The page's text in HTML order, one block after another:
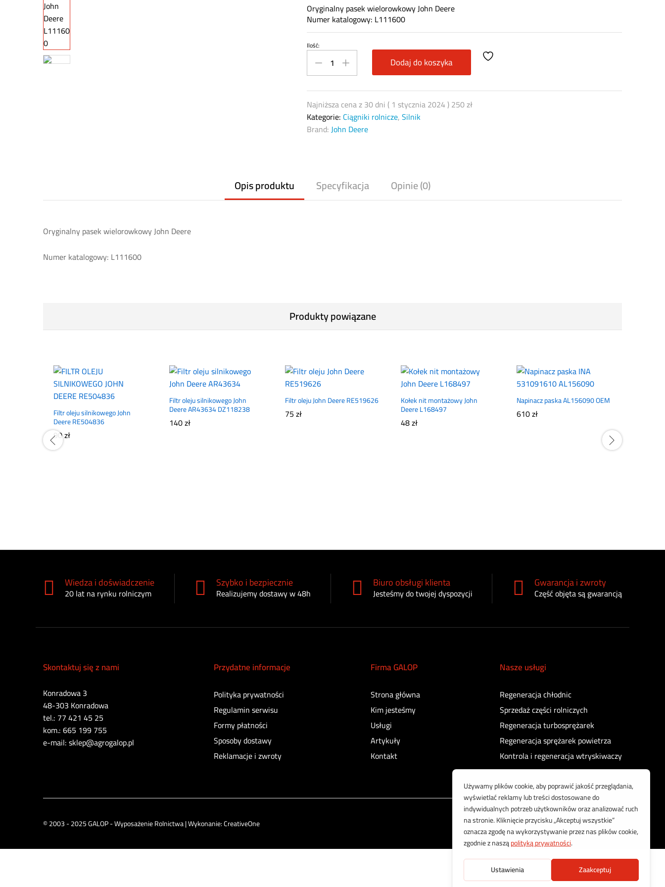
Oryginalny pasek wielorowkowy John Deere
Numer katalogowy: L111600
Pas
wielorowkowy
John
quantity
Ilość:
Dodaj do koszyka
Najniższa cena z 30 dni ( 1 stycznia 2024)250zł
Kategorie: Ciągniki rolnicze,Silnik
Brand:John Deere
Opis produktu Specyfikacja Opinie (0)
Oryginalny pasek wielorowkowy John Deere
Numer katalogowy: L111600
Produkty powiązane
Filtr oleju silnikowego John
Deere RE504836
90zł
Filtr oleju silnikowego John
Deere AR43634 DZ118238
140zł
Filtr oleju John Deere RE519626
75zł
Kołek nit montażowy John
Deere L168497
48zł
Napinacz paska AL156090 OEM
610zł
Wiedza i doświadczenie
20 lat na rynku rolniczym
Szybko i bezpiecznie
Realizujemy dostawy w 48h
Biuro obsługi klienta
Jesteśmy do twojej dyspozycji
Gwarancja i zwroty
Część objęta są gwarancją
Skontaktuj się z nami
Konradowa 3
48-303 Konradowa
tel.: 77 421 45 25
kom.: 665 199 755
e-mail: sklep@agrogalop.pl
Przydatne informacje
Polityka prywatności
Regulamin serwisu
Formy płatności
Sposoby dostawy
Reklamacje i zwroty
Firma GALOP
Strona główna
Kim jesteśmy
Usługi
Artykuły
Kontakt
Nasze usługi
Regeneracja chłodnic
Sprzedaż części rolniczych
Regeneracja turbosprężarek
Regeneracja sprężarek powietrza
Kontrola i regeneracja wtryskiwaczy
© 2003 - 2025 GALOP - Wyposażenie Rolnictwa | Wykonanie:CreativeOne Korzystamy z bezpiecznych płatności